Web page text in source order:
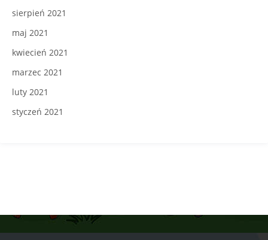
sierpień 2021
maj 2021
kwiecień 2021
marzec 2021
luty 2021
styczeń 2021